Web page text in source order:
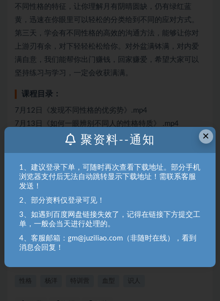
不同性格的特征，让你理解月有阴晴圆缺，仍有绿红蓝
黄，迅速在你眼里可以轻松的分类给到不同的应对方式。
第三天，学会有不同性格的高效的沟通方法，能够让你对
上游刃有余，对下轻轻松松给你。对外盆满钵满，对内爱
满自意，我们能帮你出门赚钱，回家赚爱，希望大家可以
坚持练习与学习，一定会收获满满。
课程目录：
7月12日《发现不同性格的优劣势》.mp4
7月13日《如何一眼辨别不同人的性格特质》 .mp4
7月14日《与不同性格的高效沟通法》 .mp4
聚资料（juziliao.com）免责声明：
1. 本站所有资源来源于用户上传和网络，如有侵权请邮件联系站
长！（gm@juziliao.com）
2. 分享目的仅供大家学习和交流，请不要用于商业用途！如需商
用请联系原作者购买正版！ 3.如有链接无法下载、失效或洽谈广
告，请联系站长QQ：250303228（邮箱：gm@juziliao.com）处
理！
性格 杨洋 特训营 血型 识人
×
聚资料--通知
1、建议登录下单，可随时再次查看下载地址。部分手机
浏览器支付后无法自动跳转显示下载地址！需联系客服
发送！
2、部分资料仅登录可见！
3、如遇到百度网盘链接失效了，记得在链接下方提交工
单，一般会当天进行处理的。
4、客服邮箱：gm@juziliao.com（非随时在线），看到
消息会回复！